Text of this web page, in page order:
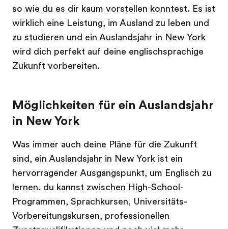
so wie du es dir kaum vorstellen konntest. Es ist
wirklich eine Leistung, im Ausland zu leben und
zu studieren und ein Auslandsjahr in New York
wird dich perfekt auf deine englischsprachige
Zukunft vorbereiten.
Möglichkeiten für ein Auslandsjahr
in New York
Was immer auch deine Pläne für die Zukunft
sind, ein Auslandsjahr in New York ist ein
hervorragender Ausgangspunkt, um Englisch zu
lernen. du kannst zwischen High-School-
Programmen, Sprachkursen, Universitäts-
Vorbereitungskursen, professionellen